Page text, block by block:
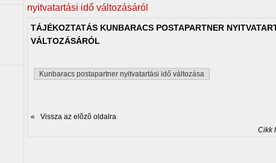
nyitvatartási idő változásáról
TÁJÉKOZTATÁS KUNBARACS POSTAPARTNER
VÁLTOZÁSÁRÓL
Kunbaracs postapartner nyitvatartási idő változása
« Vissza az elõzõ oldalra
Cikk